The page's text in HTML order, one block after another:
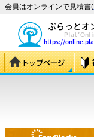
会員はオンラインで見積書(